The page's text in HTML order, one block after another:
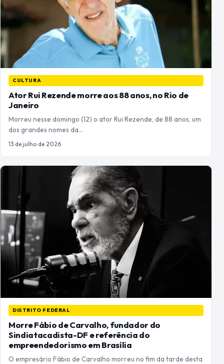
CULTURA
Ator Rui Rezende morre aos 88 anos, no Rio de
Janeiro
Morreu nesse domingo (12) o ator Rui Rezende, de 88 anos, um
dos grandes nomes da…
13 de julho de 2026
DISTRITO FEDERAL
Morre Fábio de Carvalho, fundador do
Sindiatacadista-DF e referência do
empreendedorismo em Brasília
O empresário Fábio de Carvalho morreu no fim da tarde desta